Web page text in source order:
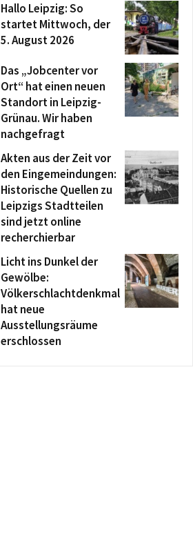
Hallo Leipzig: So
startet Mittwoch, der
5. August 2026
Das „Jobcenter vor
Ort“ hat einen neuen
Standort in Leipzig-
Grünau. Wir haben
nachgefragt
Akten aus der Zeit vor
den Eingemeindungen:
Historische Quellen zu
Leipzigs Stadtteilen
sind jetzt online
recherchierbar
Licht ins Dunkel der
Gewölbe:
Völkerschlachtdenkmal
hat neue
Ausstellungsräume
erschlossen